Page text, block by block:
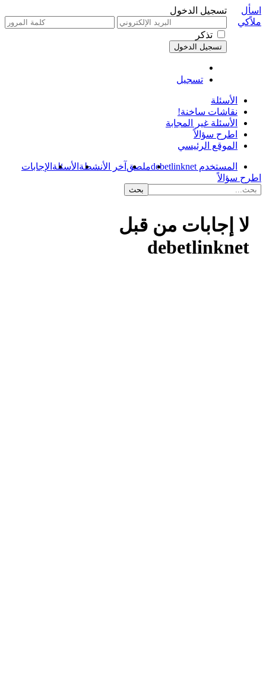
تسجيل الدخول
تذكر
تسجيل
اسأل
ملاًكي
الأسئلة
نقاشات ساخنة!
الأسئلة غير المجابة
اطرح سؤالاً
الموقع الرئيسي
المستخدم debetlinknet ملصق آخر الأنشطة الأسئلة الإجابات
اطرح سؤالاً
لا إجابات من قبل
debetlinknet